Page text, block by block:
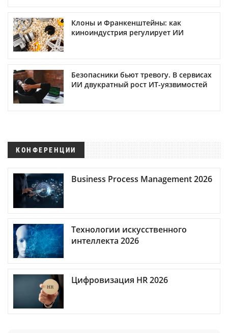
Клоны и Франкенштейны: как
киноиндустрия регулирует ИИ
Безопасники бьют тревогу. В сервисах
ИИ двукратный рост ИТ-уязвимостей
КОНФЕРЕНЦИИ
Business Process Management 2026
Технологии искусственного
интеллекта 2026
Цифровизация HR 2026